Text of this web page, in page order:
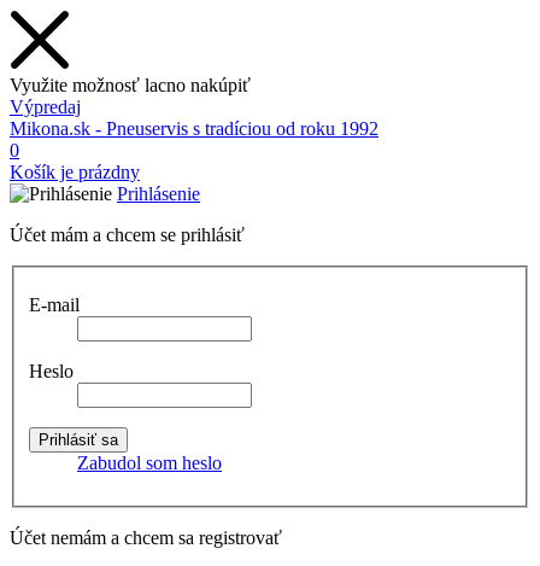
Využite možnosť lacno nakúpiť
Výpredaj
Mikona.sk - Pneuservis s tradíciou od roku 1992
0
Košík je prázdny
Prihlásenie
Účet mám a chcem se prihlásiť
E-mail
Heslo
Zabudol som heslo
Účet nemám a chcem sa registrovať